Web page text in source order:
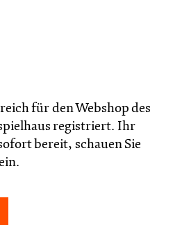
für den Webshop des
registriert. Ihr
bereit, schauen Sie